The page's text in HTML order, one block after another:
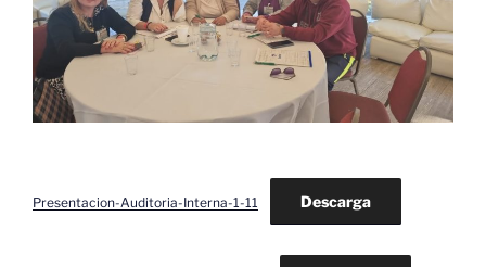
Presentacion-Auditoria-Interna-1-11 Descarga